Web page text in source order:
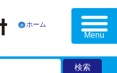
ホーム
Menu